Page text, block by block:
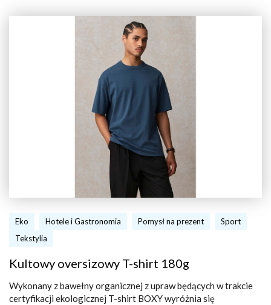
Eko Hotele i Gastronomia Pomysł na prezent
Sport
Tekstylia
Kultowy oversizowy T-shirt 180g
Wykonany z bawełny organicznej z upraw będących w trakcie
certyfikacji ekologicznej T-shirt BOXY wyróżnia się